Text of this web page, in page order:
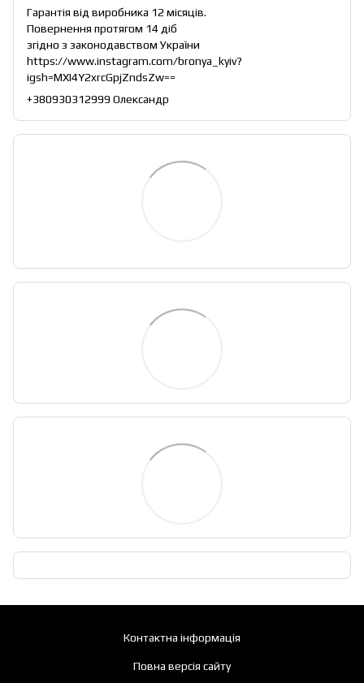
Гарантія від виробника 12 місяців.
Повернення протягом 14 діб
згідно з законодавством України
https://www.instagram.com/bronya_kyiv?
igsh=MXI4Y2xrcGpjZndsZw==
+380930312999 Олександр
Контактна інформація
Повна версія сайту